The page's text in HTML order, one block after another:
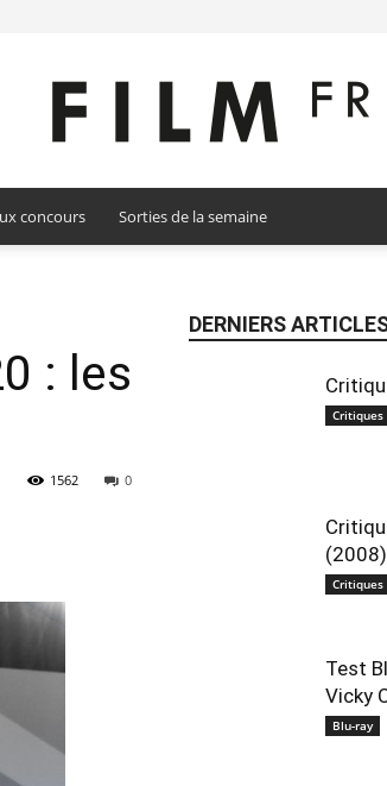
concours Sorties de la semaine
: les
0
1562
DERNIERS
(2008)
Test
Vicky
Blu-ray